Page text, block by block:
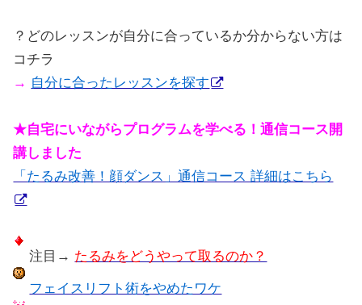
？どのレッスンが自分に合っているか分からない方は
コチラ
→ 自分に合ったレッスンを探す
★自宅にいながらプログラムを学べる！通信コース開
講しました
「たるみ改善！顔ダンス」通信コース 詳細はこちら
注目→ たるみをどうやって取るのか？
フェイスリフト術をやめたワケ